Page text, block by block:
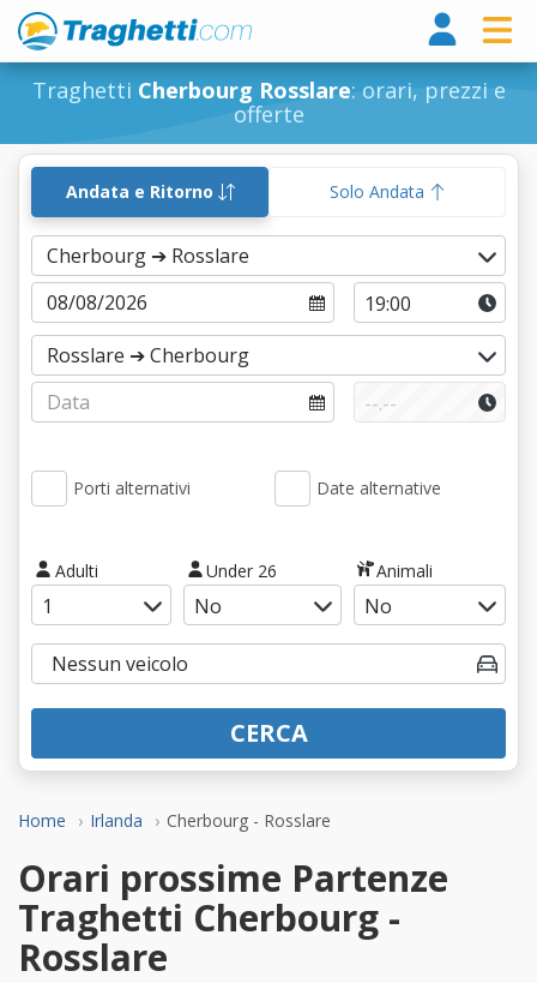
Traghetti Cherbourg Rosslare: orari, prezzi e
offerte
Home Irlanda Cherbourg - Rosslare
Andata e Ritorno Solo Andata
Porti alternativi Date alternative
Adulti Under 26 Animali
CERCA
Orari prossime Partenze
Traghetti Cherbourg -
Rosslare